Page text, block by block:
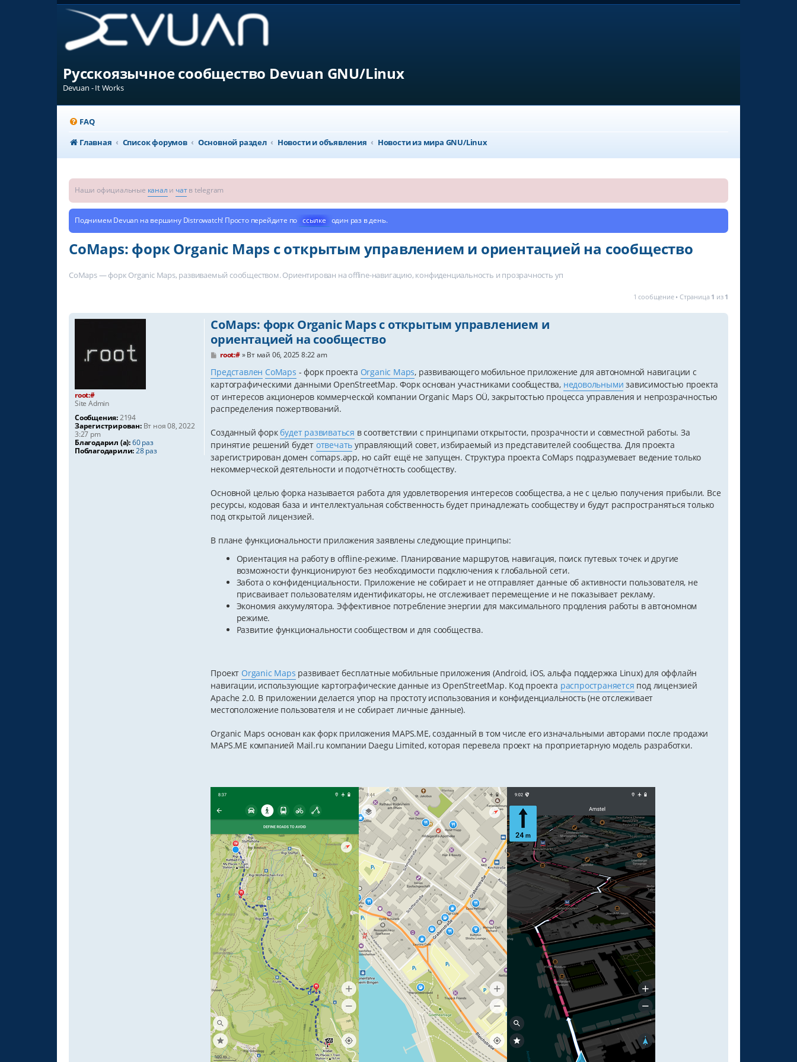
Русскоязычное сообщество Devuan GNU/Linux
Devuan - It Works
FAQ
Главная
Список форумов Основной раздел Новости и объявления Новости из мира GNU/Linux
Наши официальные канал и чатв telegram
Поднимем Devuan на вершину Distrowatch! Просто перейдите по ссылке один раз в день.
CoMaps: форк Organic Maps с открытым управлением и ориентацией на сообщество
CoMaps — форк Organic Maps, развиваемый сообществом. Ориентирован на offline-навигацию, конфиденциальность и прозрачность уп
1 сообщение • Страница 1 из 1
root:#
Site Admin
Сообщения:2194
Зарегистрирован:Вт ноя 08, 2022
3:27 pm
Благодарил (а):60 раз
Поблагодарили:28 раз
CoMaps: форк Organic Maps с открытым управлением и
ориентацией на сообщество
С
о
б
щ
е
и
root:#»Вт май 06, 2025 8:22 am
Представлен CoMaps - форк проекта Organic Maps, развивающего мобильное приложение для автономной навигации с
картографическими данными OpenStreetMap. Форк основан участниками сообщества, недовольными зависимостью проекта
от интересов акционеров коммерческой компании Organic Maps OÜ, закрытостью процесса управления и непрозрачностью
распределения пожертвований.
Созданный форкбудет развиваться в соответствии с принципами открытости, прозрачности и совместной работы. За
принятие решений будет отвечать управляющий совет, избираемый из представителей сообщества. Для проекта
зарегистрирован домен comaps.app, но сайт ещё не запущен. Структура проекта CoMaps подразумевает ведение только
некоммерческой деятельности и подотчётность сообществу.
Основной целью форка называется работа для удовлетворения интересов сообщества, а не с целью получения прибыли. Все
ресурсы, кодовая база и интеллектуальная собственность будет принадлежать сообществу и будут распространяться только
под открытой лицензией.
В плане функциональности приложения заявлены следующие принципы:
Ориентация на работу в offline-режиме. Планирование маршрутов, навигация, поиск путевых точек и другие
возможности функционируют без необходимости подключения к глобальной сети.
Забота о конфиденциальности. Приложение не собирает и не отправляет данные об активности пользователя, не
присваивает пользователям идентификаторы, не отслеживает перемещение и не показывает рекламу.
Экономия аккумулятора. Эффективное потребление энергии для максимального продления работы в автономном
режиме.
Развитие функциональности сообществом и для сообщества.
Проект Organic Maps развивает бесплатные мобильные приложения (Android, iOS, альфа поддержка Linux) для оффлайн
навигации, использующие картографические данные из OpenStreetMap. Код проекта распространяется под лицензией
Apache 2.0. В приложении делается упор на простоту использования и конфиденциальность (не отслеживает
местоположение пользователя и не собирает личные данные).
Organic Maps основан как форк приложения MAPS.ME, созданный в том числе его изначальными авторами после продажи
MAPS.ME компанией Mail.ru компании Daegu Limited, которая перевела проект на проприетарную модель разработки.